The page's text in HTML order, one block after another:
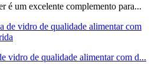
é um excelente complemento para...
vidro de qualidade alimentar com d...